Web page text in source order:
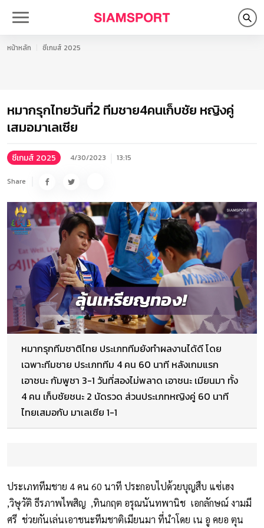
หน้าหลัก ซีเกมส์ 2025
หมากรุกไทยวันที่2 ทีมชาย4คนเก็บชัย หญิงคู่
เสมอมาเลเซีย
ซีเกมส์ 2025 4/30/2023 13:15
Share
หมากรุกทีมชาติไทย ประเภททีมยังทำผลงานได้ดี โดย
เฉพาะทีมชาย ประเภททีม 4 คน 60 นาที หลังเกมแรก
เอาชนะ กัมพูชา 3-1 วันที่สองไม่พลาด เอาชนะ เมียนมา ทั้ง
4 คน เก็บชัยชนะ 2 นัดรวด ส่วนประเภทหญิงคู่ 60 นาที
ไทยเสมอกับ มาเลเซีย 1-1
ประเภททีมชาย 4 คน 60 นาที ประกอบไปด้วยบุญสืบ แซ่เฮง
,วิษุวัติ ธีรภาพไพสิญ ,ทินกฤต อรุณนันทพานิช เอกลักษณ์ งามมี
ศรี ช่วยกันเล่นเอาชนะทีมชาติเมียนมา ที่นำโดย เน อู คยอ ตุน